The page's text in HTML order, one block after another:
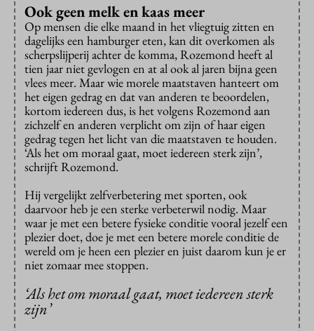
Ook geen melk en kaas meer
Op mensen die elke maand in het vliegtuig zitten en
dagelijks een hamburger eten, kan dit overkomen als
scherpslijperij achter de komma, Rozemond heeft al
tien jaar niet gevlogen en at al ook al jaren bijna geen
vlees meer. Maar wie morele maatstaven hanteert om
het eigen gedrag en dat van anderen te beoordelen,
kortom iedereen dus, is het volgens Rozemond aan
zichzelf en anderen verplicht om zijn of haar eigen
gedrag tegen het licht van die maatstaven te houden.
‘Als het om moraal gaat, moet iedereen sterk zijn’,
schrijft Rozemond.
Hij vergelijkt zelfverbetering met sporten, ook
daarvoor heb je een sterke verbeterwil nodig. Maar
waar je met een betere fysieke conditie vooral jezelf een
plezier doet, doe je met een betere morele conditie de
wereld om je heen een plezier en juist daarom kun je er
niet zomaar mee stoppen.
‘Als het om moraal gaat, moet iedereen sterk
zijn’